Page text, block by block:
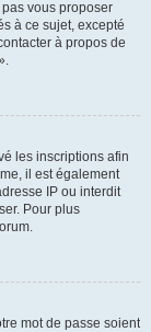
vous proposer
à ce sujet, excepté
à propos de
les inscriptions afin
il est également
IP ou interdit
Pour plus
mot de passe soient